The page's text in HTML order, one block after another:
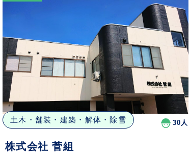
土木・舗装・建築・解体・除雪 30人
株式会社 菅組